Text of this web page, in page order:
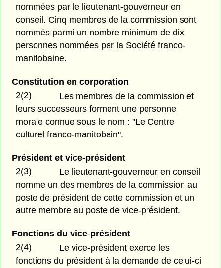
nommées par le lieutenant-gouverneur en
conseil. Cinq membres de la commission sont
nommés parmi un nombre minimum de dix
personnes nommées par la Société franco-
manitobaine.
Constitution en corporation
2(2)
Les membres de la commission et
leurs successeurs forment une personne
morale connue sous le nom : "Le Centre
culturel franco-manitobain".
Président et vice-président
2(3)
Le lieutenant-gouverneur en conseil
nomme un des membres de la commission au
poste de président de cette commission et un
autre membre au poste de vice-président.
Fonctions du vice-président
2(4)
Le vice-président exerce les
fonctions du président à la demande de celui-ci